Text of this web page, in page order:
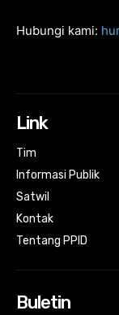
Hubungi kami:
Link
Tim
Informasi Publik
Satwil
Kontak
Tentang PPID
Buletin